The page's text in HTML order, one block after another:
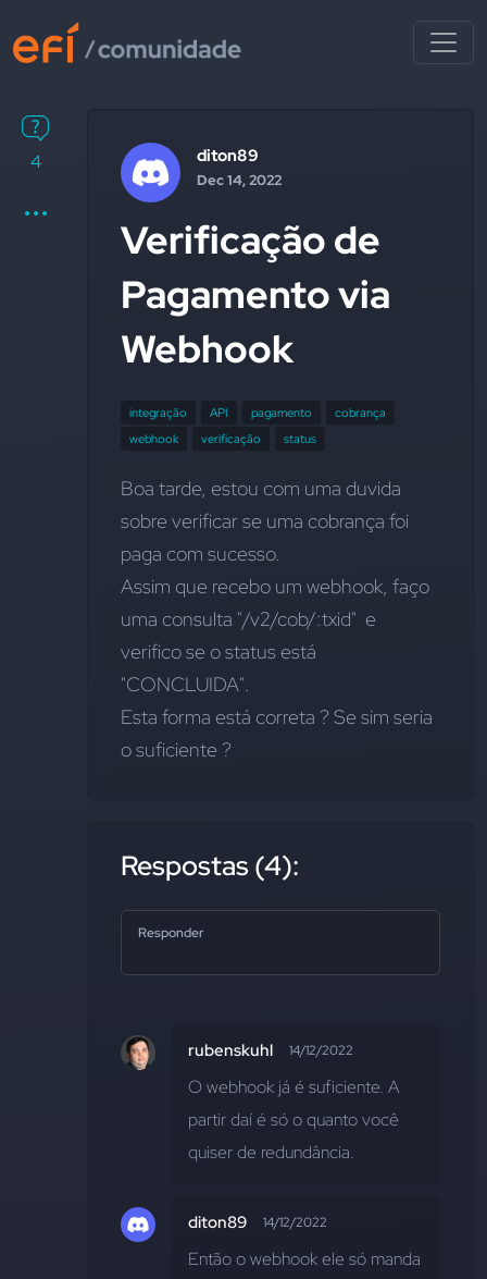
4 diton89
Dec 14, 2022
Verificação de
Pagamento via
Webhook
integração API pagamento
cobrança
webhook
verificação status
Boa tarde, estou com uma duvida
sobre verificar se uma cobrança foi
paga com sucesso.
Assim que recebo um webhook, faço
uma consulta "/v2/cob/:txid"  e
verifico se o status está
"CONCLUIDA".
Esta forma está correta ? Se sim seria
o suficiente ?
Respostas (4):
Responder
rubenskuhl 14/12/2022
O webhook já é suficiente. A
partir daí é só o quanto você
quiser de redundância.
diton89 14/12/2022
Então o webhook ele só manda